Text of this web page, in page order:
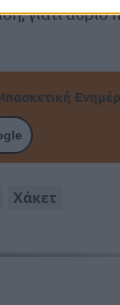
γιατί αύριο
Χάκετ